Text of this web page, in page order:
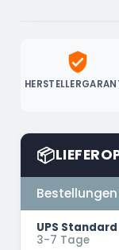
verified_user
📦
UPS Standard
3-7 Tage